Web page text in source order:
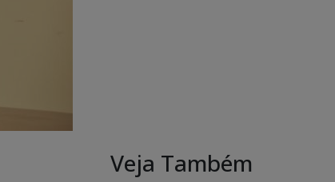
Veja Também